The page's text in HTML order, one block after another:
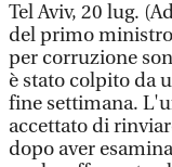
Tel Aviv, 20 lug.
del primo
per corruzione
è stato colpito da
fine settimana.
accettato di
dopo aver